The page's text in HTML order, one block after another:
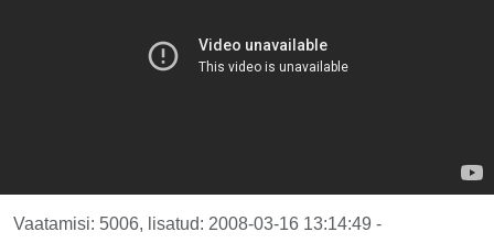
Vaatamisi: 5006, lisatud: 2008-03-16 13:14:49 -